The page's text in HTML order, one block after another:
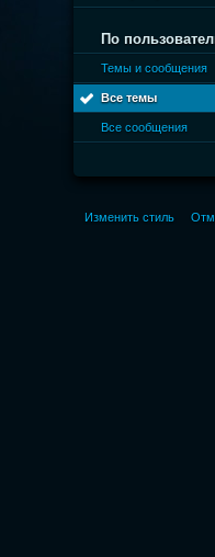
По
Темы и сообщения
Все темы
Все сообщения
Изменить стиль